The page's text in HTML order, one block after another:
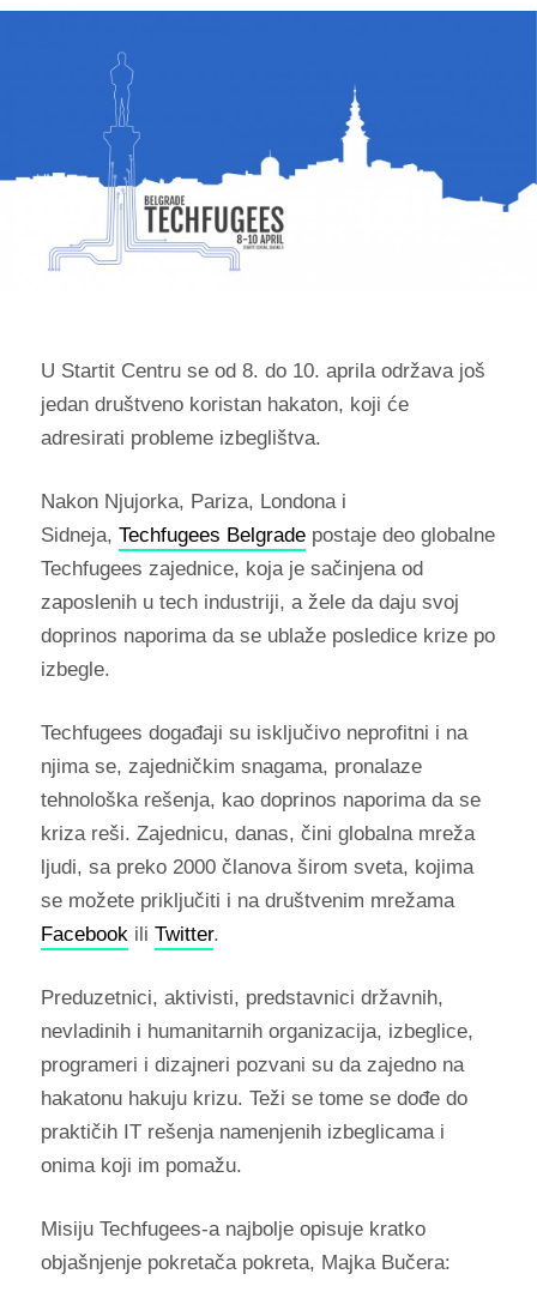
U Startit Centru se od 8. do 10. aprila održava još
jedan društveno koristan hakaton, koji će
adresirati probleme izbeglištva.
Nakon Njujorka, Pariza, Londona i
Sidneja, Techfugees Belgradepostaje deo globalne
Techfugees zajednice, koja je sačinjena od
zaposlenih u tech industriji, a žele da daju svoj
doprinos naporima da se ublaže posledice krize po
izbegle.
Techfugees događaji su isključivo neprofitni i na
njima se, zajedničkim snagama, pronalaze
tehnološka rešenja, kao doprinos naporima da se
kriza reši. Zajednicu, danas, čini globalna mreža
ljudi, sa preko 2000 članova širom sveta, kojima
se možete priključiti i na društvenim mrežama
Facebookili Twitter.
Preduzetnici, aktivisti, predstavnici državnih,
nevladinih i humanitarnih organizacija, izbeglice,
programeri i dizajneri pozvani su da zajedno na
hakatonu hakuju krizu. Teži se tome se dođe do
praktičih IT rešenja namenjenih izbeglicama i
onima koji im pomažu.
Misiju Techfugees-a najbolje opisuje kratko
objašnjenje pokretača pokreta, Majka Bučera: